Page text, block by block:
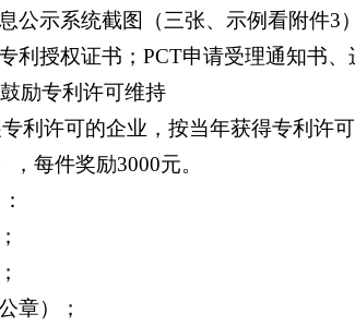
公示系统截图（三张、示例看附件3
利授权证书；PCT申请受理通知书
励专利许可维持
利许可的企业，按当年获得专利许
，每件奖励3000元。
章）；